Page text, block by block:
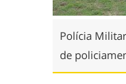
Polícia
de